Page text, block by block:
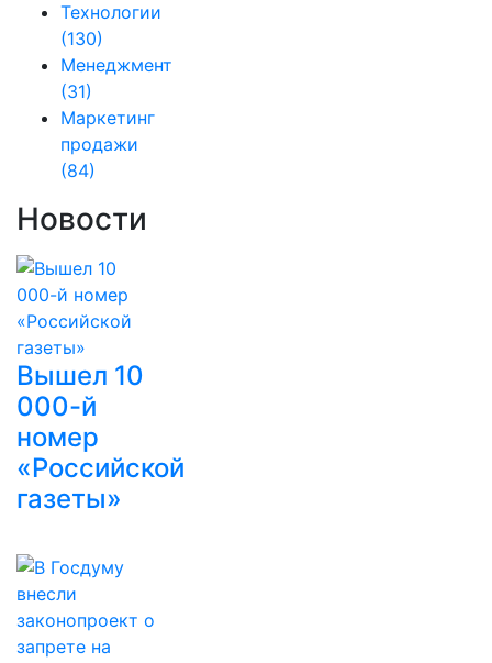
Технологии
(130)
Менеджмент
(31)
Маркетинг
продажи
(84)
Новости
Вышел 10
000-й
номер
«Российской
газеты»